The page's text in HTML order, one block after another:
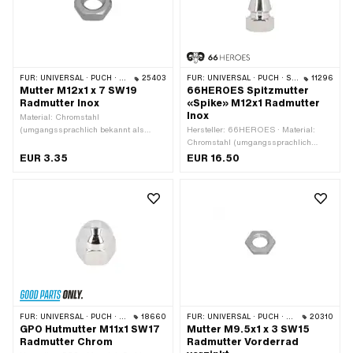
FÜR: UNIVERSAL · PUCH · SACHS 25403
Mutter M12x1 x 7 SW19
Radmutter Inox
Material: Chromstahl
(umgangssprachlich bekannt als
· Gewindeart: MF12x1 (Feingewinde) ·
Höhe: 7 mm · Schlüsselweite: 19 mm
EUR 3.35
FÜR: UNIVERSAL · PUCH · SACHS 11296
66HEROES Spitzmutter
«Spike» M12x1 Radmutter
Inox
Hersteller: 66HEROES · Material:
Chromstahl (umgangssprachlich
bekannt als Nirosta) · Mutternart:
Aussensechskant · Nenndurchmesser
EUR 16.50
FÜR: UNIVERSAL · PUCH · SACHS · PONY / CILO (BETA 521 & 512) · PIAGGIO · ZÜNDAPP BELMONDO 18660
GPO Hutmutter M11x1 SW17
Radmutter Chrom
FÜR: UNIVERSAL · PUCH · SACHS 20310
Mutter M9.5x1 x 3 SW15
Radmutter Vorderrad